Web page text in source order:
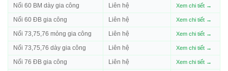
Nối 60 BM dày gia công Liên hệ Xem chi tiết →
Nối 60 ĐB gia công Liên hệ Xem chi tiết →
Nối 73,75,76 mỏng gia công Liên hệ Xem chi tiết →
Nối 73,75,76 dày gia công Liên hệ Xem chi tiết →
Nối 76 ĐB gia công Liên hệ Xem chi tiết →